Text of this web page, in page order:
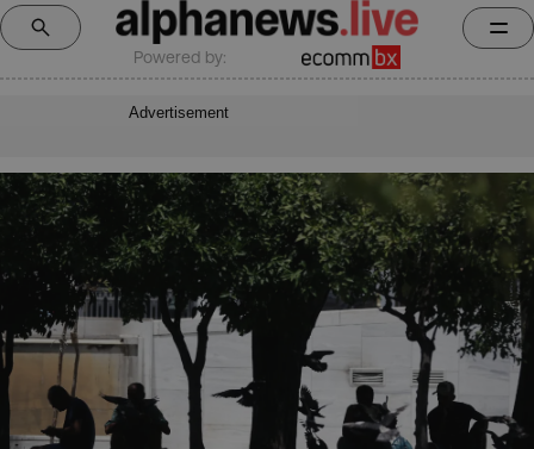
Powered by:
Advertisement